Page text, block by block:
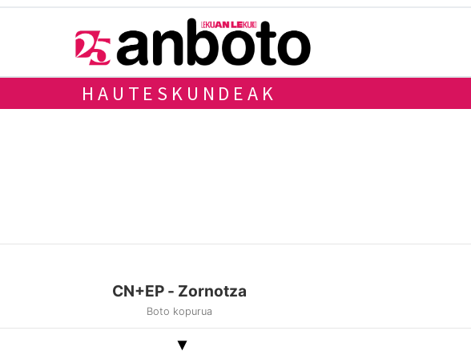
HAUTESKUNDEAK
CN+EP - Zornotza
Boto kopurua